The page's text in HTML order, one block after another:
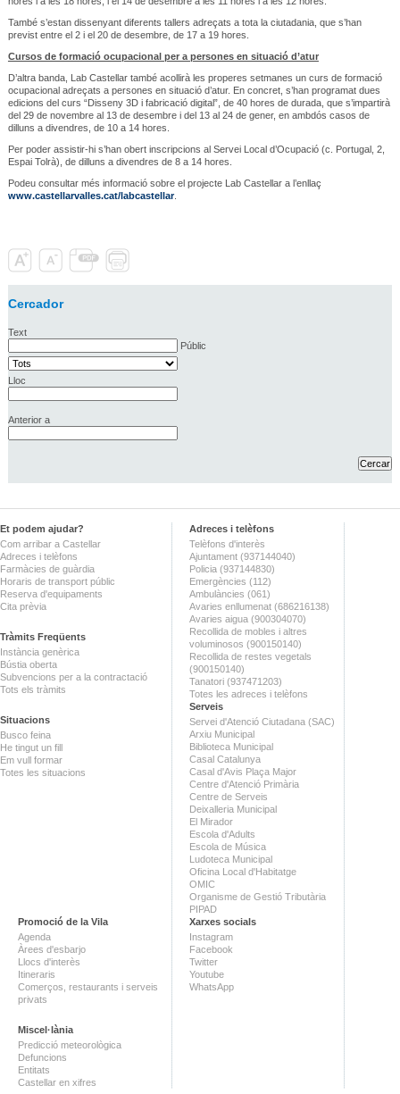
També s’estan dissenyant diferents tallers adreçats a tota la ciutadania, que s’han
previst entre el 2 i el 20 de desembre, de 17 a 19 hores.
Cursos de formació ocupacional per a persones en situació d’atur
D’altra banda, Lab Castellar també acollirà les properes setmanes un curs de formació
ocupacional adreçats a persones en situació d’atur. En concret, s’han programat dues
edicions del curs “Disseny 3D i fabricació digital”, de 40 hores de durada, que s’impartirà
del 29 de novembre al 13 de desembre i del 13 al 24 de gener, en ambdós casos de
dilluns a divendres, de 10 a 14 hores.
Per poder assistir-hi s’han obert inscripcions al Servei Local d’Ocupació (c. Portugal, 2,
Espai Tolrà), de dilluns a divendres de 8 a 14 hores.
Podeu consultar més informació sobre el projecte Lab Castellar a l’enllaç
www.castellarvalles.cat/labcastellar.
Cercador
Text
Públic
Lloc
Anterior a
Et podem ajudar?
Com arribar a Castellar
Adreces i telèfons
Farmàcies de guàrdia
Horaris de transport públic
Reserva d'equipaments
Cita prèvia
Tràmits Freqüents
Instància genèrica
Bústia oberta
Subvencions per a la contractació
Tots els tràmits
Situacions
Busco feina
He tingut un fill
Em vull formar
Totes les situacions
Adreces i telèfons
Telèfons d'interès
Ajuntament (937144040)
Policia (937144830)
Emergències (112)
Ambulàncies (061)
Avaries enllumenat (686216138)
Avaries aigua (900304070)
Recollida de mobles i altres
voluminosos (900150140)
Recollida de restes vegetals
(900150140)
Tanatori (937471203)
Totes les adreces i telèfons
Serveis
Servei d'Atenció Ciutadana (SAC)
Arxiu Municipal
Biblioteca Municipal
Casal Catalunya
Casal d'Avis Plaça Major
Centre d'Atenció Primària
Centre de Serveis
Deixalleria Municipal
El Mirador
Escola d'Adults
Escola de Música
Ludoteca Municipal
Oficina Local d'Habitatge
OMIC
Organisme de Gestió Tributària
PIPAD
Promoció de la Vila
Agenda
Àrees d'esbarjo
Llocs d'interès
Itineraris
Comerços, restaurants i serveis
privats
Miscel·lània
Predicció meteorològica
Defuncions
Entitats
Castellar en xifres
Xarxes socials
Instagram
Facebook
Twitter
Youtube
WhatsApp